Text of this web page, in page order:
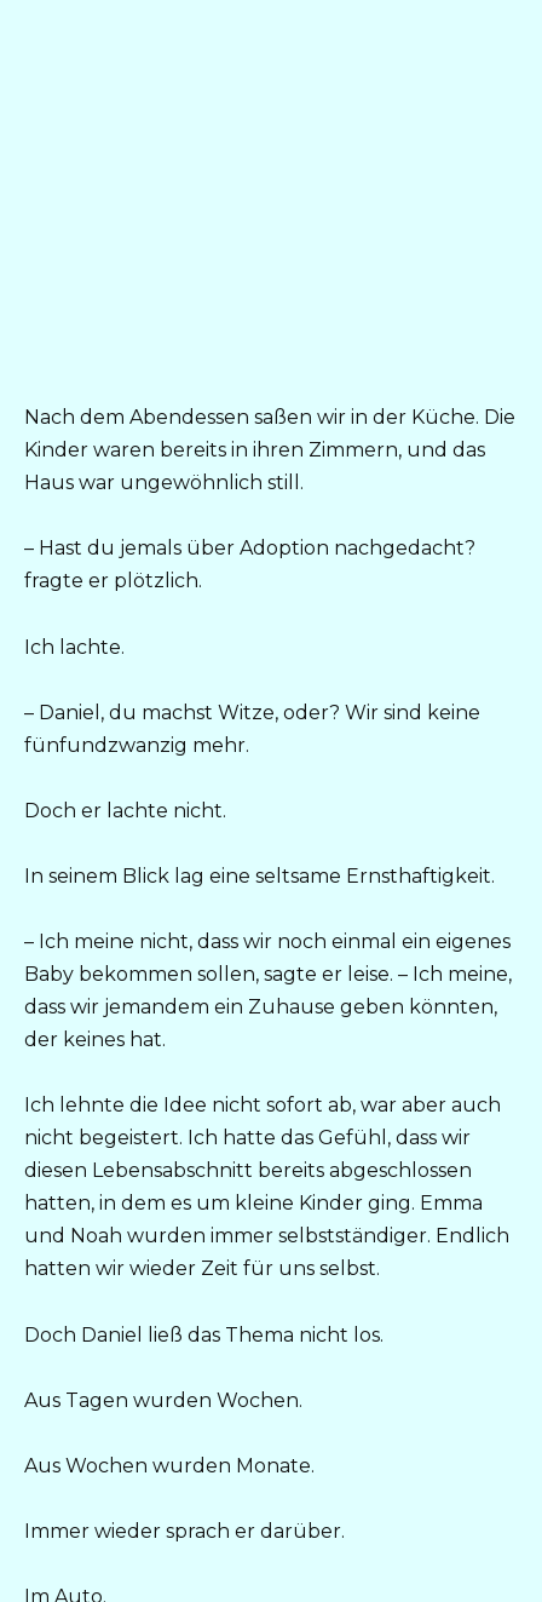
Nach dem Abendessen saßen wir in der Küche. Die
Kinder waren bereits in ihren Zimmern, und das
Haus war ungewöhnlich still.
– Hast du jemals über Adoption nachgedacht?
fragte er plötzlich.
Ich lachte.
– Daniel, du machst Witze, oder? Wir sind keine
fünfundzwanzig mehr.
Doch er lachte nicht.
In seinem Blick lag eine seltsame Ernsthaftigkeit.
– Ich meine nicht, dass wir noch einmal ein eigenes
Baby bekommen sollen, sagte er leise. – Ich meine,
dass wir jemandem ein Zuhause geben könnten,
der keines hat.
Ich lehnte die Idee nicht sofort ab, war aber auch
nicht begeistert. Ich hatte das Gefühl, dass wir
diesen Lebensabschnitt bereits abgeschlossen
hatten, in dem es um kleine Kinder ging. Emma
und Noah wurden immer selbstständiger. Endlich
hatten wir wieder Zeit für uns selbst.
Doch Daniel ließ das Thema nicht los.
Aus Tagen wurden Wochen.
Aus Wochen wurden Monate.
Immer wieder sprach er darüber.
Im Auto.